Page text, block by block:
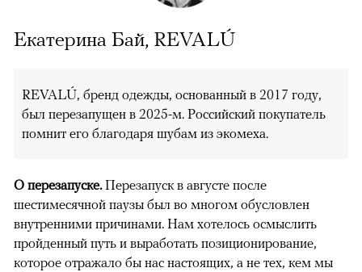
Екатерина Бай, REVALÚ
REVALÚ, бренд одежды, основанный в 2017 году,
был перезапущен в 2025-м. Российский покупатель
помнит его благодаря шубам из экомеха.
О перезапуске.Перезапуск в августе после
шестимесячной паузы был во многом обусловлен
внутренними причинами. Нам хотелось осмыслить
пройденный путь и выработать позиционирование,
которое отражало бы нас настоящих, а не тех, кем мы